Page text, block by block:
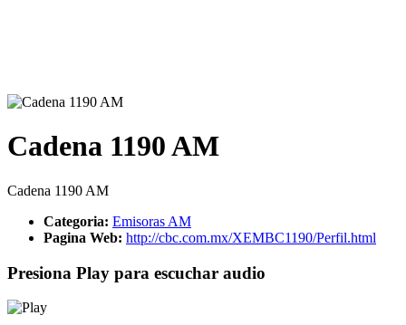
Cadena 1190 AM
Cadena 1190 AM
Categoria: Emisoras AM
Pagina Web: http://cbc.com.mx/XEMBC1190/Perfil.html
Presiona Play para escuchar audio